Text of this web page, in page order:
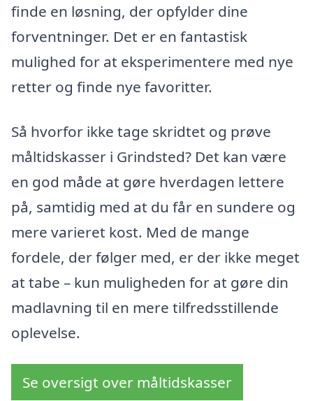
finde en løsning, der opfylder dine
forventninger. Det er en fantastisk
mulighed for at eksperimentere med nye
retter og finde nye favoritter.
Så hvorfor ikke tage skridtet og prøve
måltidskasser i Grindsted? Det kan være
en god måde at gøre hverdagen lettere
på, samtidig med at du får en sundere og
mere varieret kost. Med de mange
fordele, der følger med, er der ikke meget
at tabe – kun muligheden for at gøre din
madlavning til en mere tilfredsstillende
oplevelse.
Se oversigt over måltidskasser